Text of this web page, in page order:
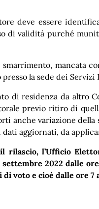
deve essere
di validità purché
smarrimento, mancata
la sede dei
di residenza da altro
previo ritiro di
anche variazione
dati aggiornati, da
rilascio, l’Ufficio
settembre 2022 dalle
voto e cioè dalle ore 7